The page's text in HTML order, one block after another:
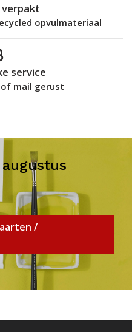
opvulmateriaal
service
of mail gerust
/